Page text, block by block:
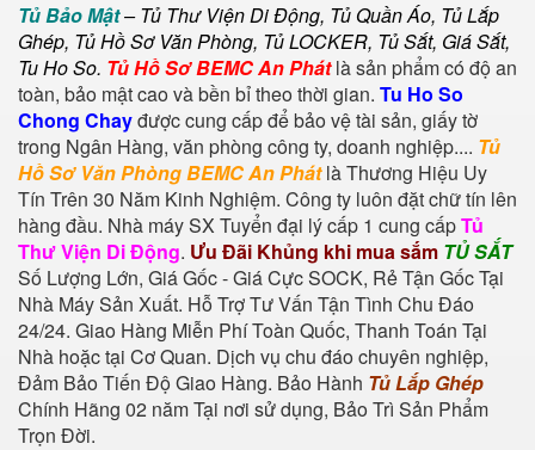
Tủ Bảo Mật– Tủ Thư Viện Di Động, Tủ Quần Áo, Tủ Lắp
Ghép, Tủ Hồ Sơ Văn Phòng, Tủ LOCKER, Tủ Sắt, Giá Sắt,
Tu Ho So. Tủ Hồ Sơ BEMC An Phátlà sản phẩm có độ an
toàn, bảo mật cao và bền bỉ theo thời gian. Tu Ho So
Chong Chayđược cung cấp để bảo vệ tài sản, giấy tờ
trong Ngân Hàng, văn phòng công ty, doanh nghiệp.... Tủ
Hồ Sơ Văn Phòng BEMC An Phátlà Thương Hiệu Uy
Tín Trên 30 Năm Kinh Nghiệm. Công ty luôn đặt chữ tín lên
hàng đầu. Nhà máy SX Tuyển đại lý cấp 1 cung cấpTủ
Thư Viện Di Động. Ưu Đãi Khủng khi mua sắm TỦ SẮT
Số Lượng Lớn, Giá Gốc - Giá Cực SOCK, Rẻ Tận Gốc Tại
Nhà Máy Sản Xuất. Hỗ Trợ Tư Vấn Tận Tình Chu Đáo
24/24. Giao Hàng Miễn Phí Toàn Quốc, Thanh Toán Tại
Nhà hoặc tại Cơ Quan. Dịch vụ chu đáo chuyên nghiệp,
Đảm Bảo Tiến Độ Giao Hàng. Bảo Hành Tủ Lắp Ghép
Chính Hãng 02 năm Tại nơi sử dụng, Bảo Trì Sản Phẩm
Trọn Đời.